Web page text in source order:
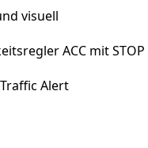
visuell
ACC mit STOP
Alert